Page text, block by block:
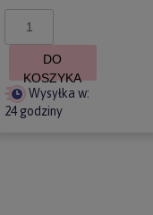
DO
KOSZYKA
Wysyłka w:
24 godziny